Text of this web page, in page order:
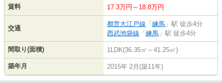
賃料 17.3万円～18.8万円
交通
都営大江戸線 「 練馬 」駅 徒歩4分
西武池袋線 「 練馬 」駅 徒歩4分
間取り(面積) 1LDK(36.35㎡～41.25㎡)
築年月 2015年 2月(築11年)